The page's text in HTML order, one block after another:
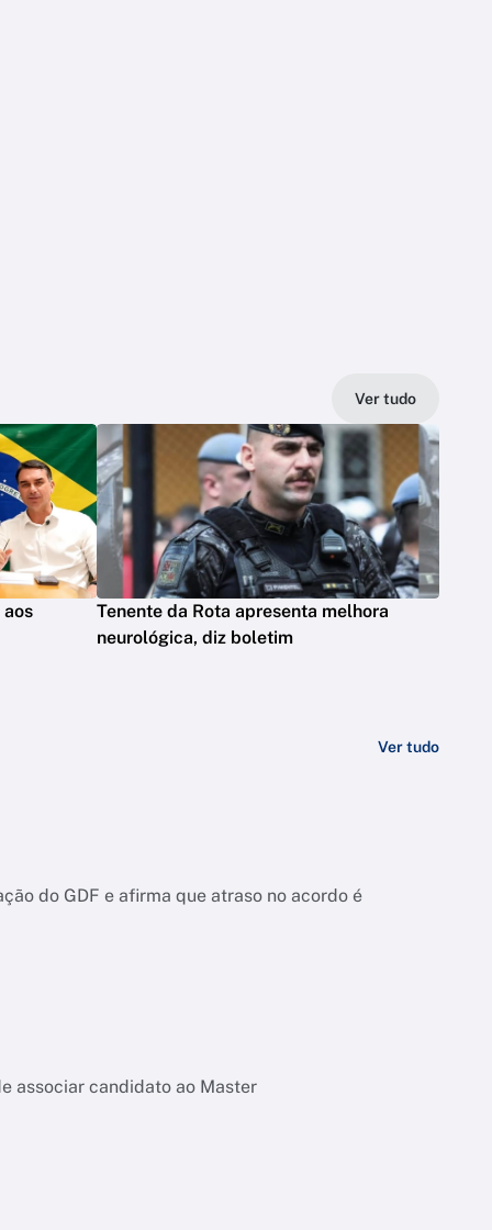
Ver tudo
Tenente da Rota apresenta melhora
neurológica, diz boletim
Ver tudo
do GDF e afirma que atraso no acordo é
associar candidato ao Master